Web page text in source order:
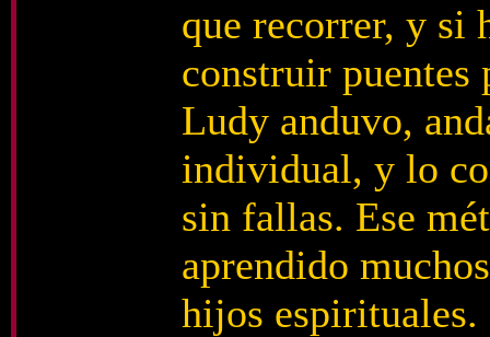
que recorrer, y si
construir puentes
Ludy anduvo,
individual, y lo
sin fallas. Ese
aprendido
hijos espirituales.